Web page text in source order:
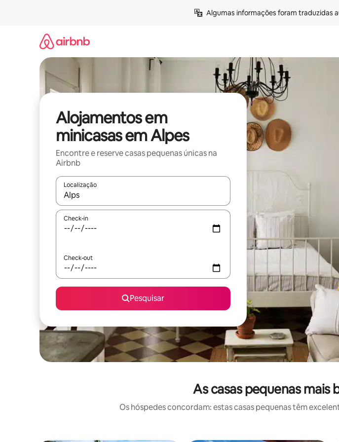
Algumas informações foram traduzidas
Alojamentos em
minicasas em Alpes
Encontre e reserve casas pequenas únicas na
Airbnb
Localização
Quando os resultados estiverem disponíveis, navegue com as teclas de seta para
Check-in
Check-out
Pesquisar
As casas pequenas mais
Os hóspedes concordam: estas casas pequenas têm